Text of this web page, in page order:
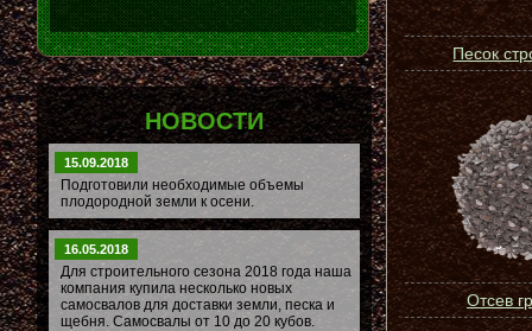
Песок
Отсев
НОВОСТИ
15.09.2018
Подготовили необходимые объемы
плодородной земли к осени.
16.05.2018
Для строительного сезона 2018 года наша
компания купила несколько новых
самосвалов для доставки земли, песка и
щебня. Самосвалы от 10 до 20 кубов.